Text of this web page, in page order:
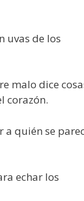
uvas de los
malo dice
corazón.
a quién se
echar los